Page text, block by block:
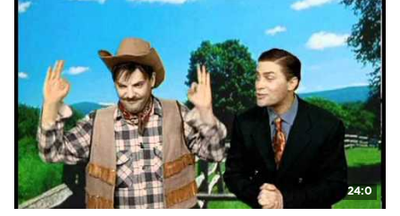
24:0